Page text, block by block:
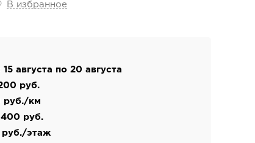
В избранное
15 августа по 20 августа
руб.
руб./км
400 руб.
этаж